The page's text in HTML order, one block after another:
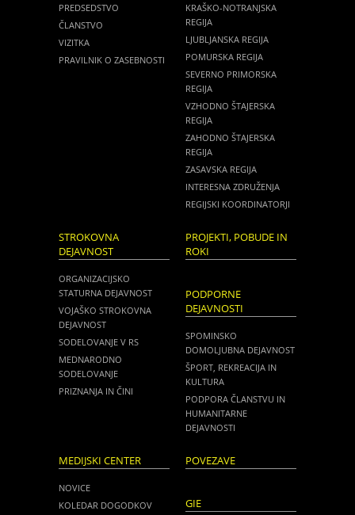
PREDSEDSTVO
ČLANSTVO
VIZITKA
PRAVILNIK O ZASEBNOSTI
KRAŠKO-NOTRANJSKA
REGIJA
LJUBLJANSKA REGIJA
POMURSKA REGIJA
SEVERNO PRIMORSKA
REGIJA
VZHODNO ŠTAJERSKA
REGIJA
ZAHODNO ŠTAJERSKA
REGIJA
ZASAVSKA REGIJA
INTERESNA ZDRUŽENJA
REGIJSKI KOORDINATORJI
STROKOVNA
DEJAVNOST
ORGANIZACIJSKO
STATURNA DEJAVNOST
VOJAŠKO STROKOVNA
DEJAVNOST
SODELOVANJE V RS
MEDNARODNO
SODELOVANJE
PRIZNANJA IN ČINI
PROJEKTI, POBUDE IN
ROKI
PODPORNE
DEJAVNOSTI
SPOMINSKO
DOMOLJUBNA DEJAVNOST
ŠPORT, REKREACIJA IN
KULTURA
PODPORA ČLANSTVU IN
HUMANITARNE
DEJAVNOSTI
MEDIJSKI CENTER
NOVICE
KOLEDAR DOGODKOV
POVEZAVE
GIE